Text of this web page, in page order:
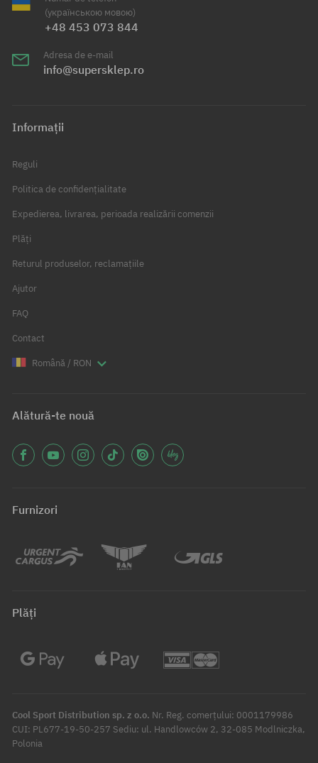
(українською мовою)
+48 453 073 844
Adresa de e-mail
info@supersklep.ro
Informații
Reguli
Politica de confidențialitate
Expedierea, livrarea, perioada realizării comenzii
Plăți
Returul produselor, reclamațiile
Ajutor
FAQ
Contact
Română / RON
Alătură-te nouă
Furnizori
Plăți
Cool Sport Distribution sp. z o.o. Nr. Reg. comerțului: 0001179986
CUI: PL677-19-50-257 Sediu: ul. Handlowców 2, 32-085 Modlniczka,
Polonia